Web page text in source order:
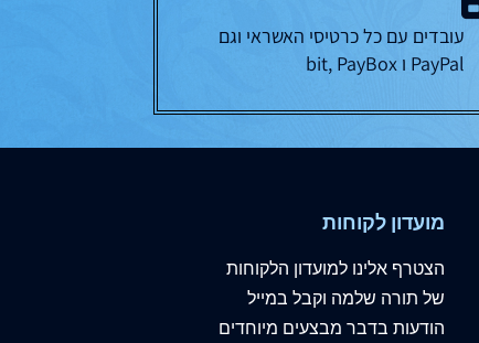
עובדים עם כל כרטיסי האשראי וגם
PayPal ו bit, PayBox
מועדון לקוחות
הצטרף אלינו למועדון הלקוחות
של תורה שלמה וקבל במייל
הודעות בדבר מבצעים מיוחדים